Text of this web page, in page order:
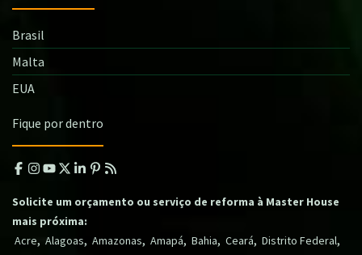
Brasil
Malta
EUA
Fique por dentro
Solicite um orçamento ou serviço de reforma à Master House
mais próxima:
Acre, Alagoas, Amazonas, Amapá, Bahia, Ceará, Distrito Federal,